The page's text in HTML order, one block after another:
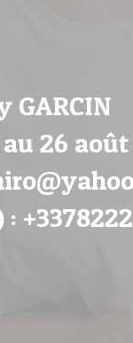
GARCIN
26 août